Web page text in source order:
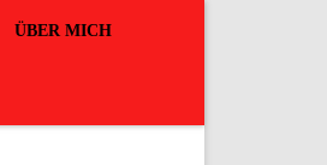
ÜBER MICH